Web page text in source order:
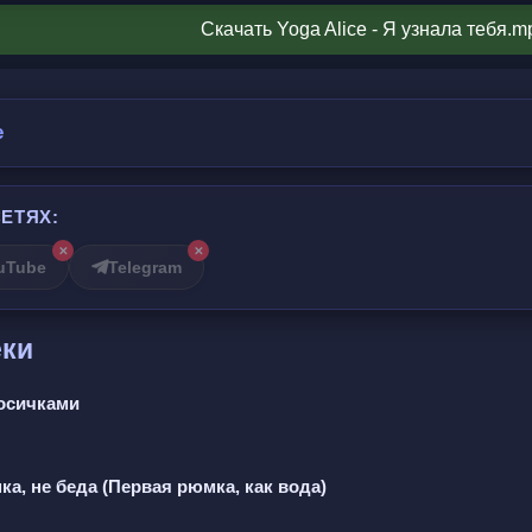
Скачать Yoga Alice - Я узнала
✕
Telegram
✕
не беда (Первая рюмка, как вода)